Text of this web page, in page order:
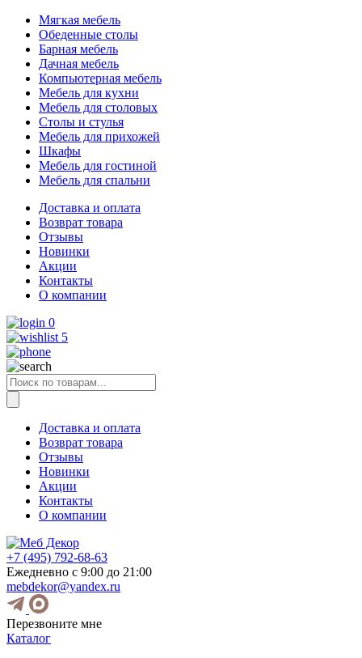
Мягкая мебель
Обеденные столы
Барная мебель
Дачная мебель
Компьютерная мебель
Мебель для кухни
Мебель для столовых
Столы и стулья
Мебель для прихожей
Шкафы
Мебель для гостиной
Мебель для спальни
Доставка и оплата
Возврат товара
Отзывы
Новинки
Акции
Контакты
О компании
0
5
Поиск
товаров
Доставка и оплата
Возврат товара
Отзывы
Новинки
Акции
Контакты
О компании
+7 (495) 792-68-63
Ежедневно с 9:00 до 21:00
mebdekor@yandex.ru
Перезвоните мне
Каталог